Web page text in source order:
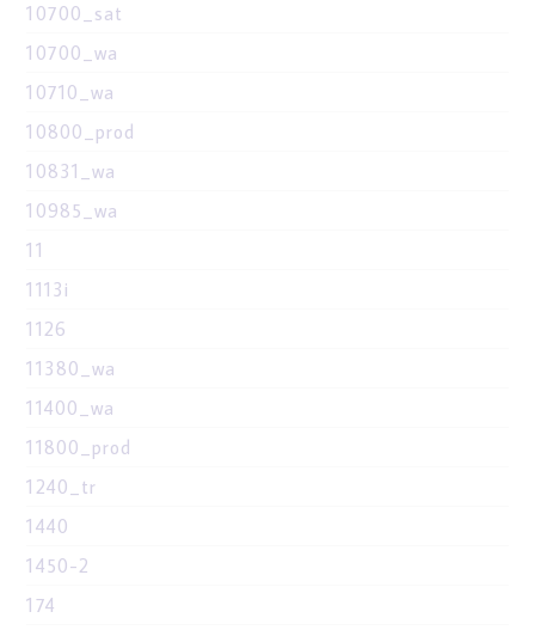
10700_sat
10700_wa
10710_wa
10800_prod
10831_wa
10985_wa
11
1113i
1126
11380_wa
11400_wa
11800_prod
1240_tr
1440
1450-2
174